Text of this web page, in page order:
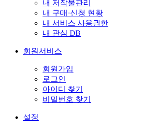
내 저작물관리
내 구매·신청 현황
내 서비스 사용권한
내 관심 DB
회원서비스
회원가입
로그인
아이디 찾기
비밀번호 찾기
설정